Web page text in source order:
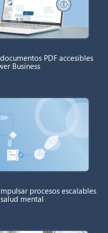
PDF accesibles
Business
procesos escalables
mental